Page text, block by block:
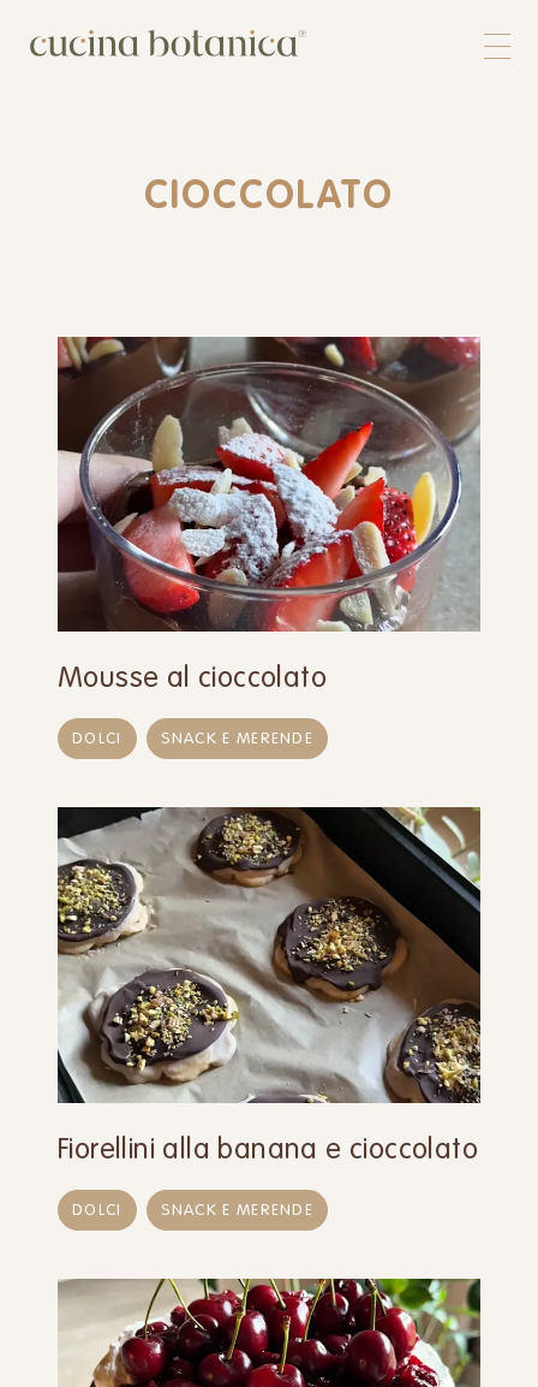
Shop
CIOCCOLATO
Mousse al cioccolato
DOLCI SNACK E MERENDE
Fiorellini alla banana e cioccolato
DOLCI SNACK E MERENDE